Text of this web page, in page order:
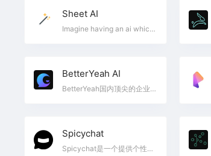
Sheet AI
Imagine having an ai which can remeber stuff right inside google sheet to do repetitive tasks for you.
BetterYeah AI
BetterYeah国内顶尖的企业级AI智能体（Agent）开发平台，集成最全最新大模型与多模态知识库，支持零代码工作流编排与插件扩展。企业可快速构建私有化部署的生产级Agent应用，轻松实现客服、营销、销售等场景智能化升级。API/SDK无缝对接现有系统，显著提升效率降低成本，已为100+企业提供AI落地全链路服务。立即免费获取适合您行业的专属解决方案！
Spicychat
Spicychat是一个提供个性化AI聊天体验的平台，用户可以创建和互动各种角色。